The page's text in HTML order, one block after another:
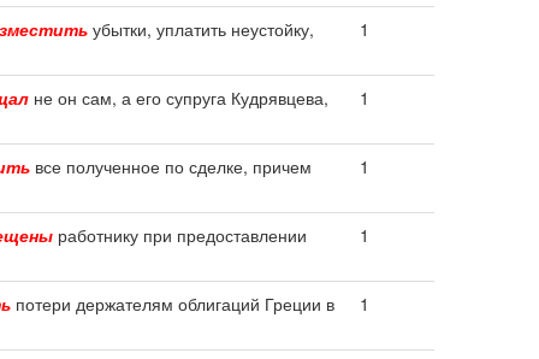
убытки, уплатить неустойку,
1
не он сам, а его супруга Кудрявцева,
1
все полученное по сделке, причем
1
работнику при предоставлении
1
потери держателям облигаций Греции в
1